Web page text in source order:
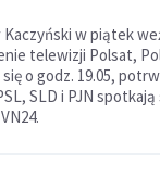
Kaczyński w piątek
telewizji Polsat,
o godz. 19.05,
SLD i PJN spotkają